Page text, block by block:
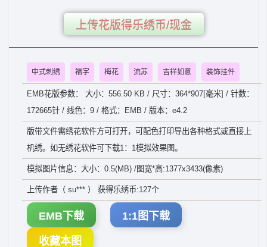
上传花版得乐绣币/现金
中式刺绣 福字 梅花 流苏 吉祥如意 装饰挂件
EMB花版参数： 大小：556.50 KB / 尺寸：364*907[毫米] / 针数：
172665针 / 线色：9 / 格式：EMB / 版本：e4.2
版带文件需绣花软件方可打开，可配色打印导出各种格式或直接上
机绣。如无绣花软件可下载1：1模拟效果图。
模拟图片信息：大小：0.5(MB) /图宽*高:1377x3433(像素)
上传作者（ su*** ） 获得乐绣币:127个
EMB下载 1:1图下载
收藏本图